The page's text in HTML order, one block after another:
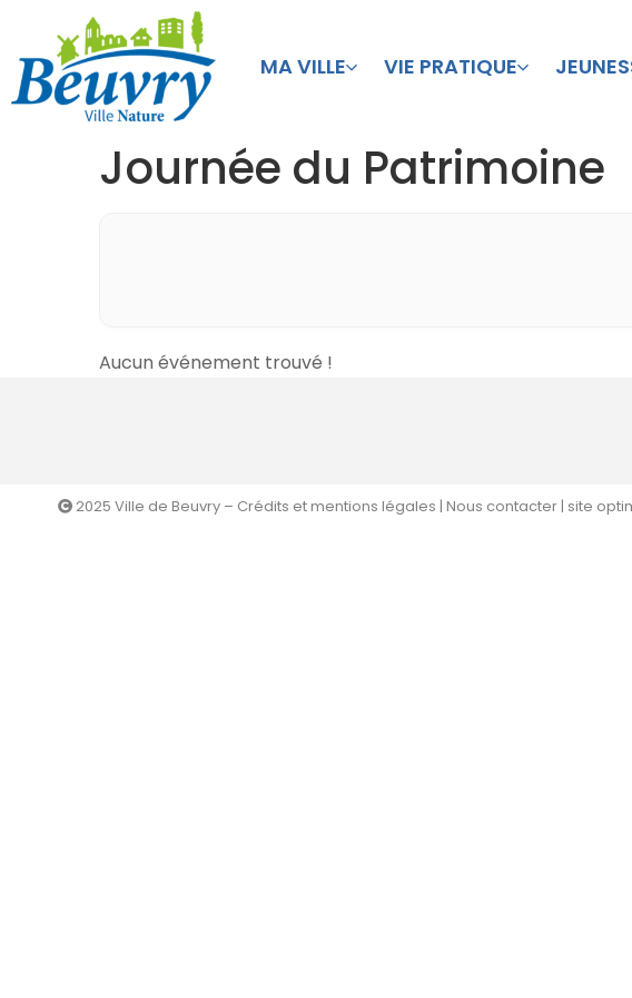
MA VILLE VIE PRATIQUE
Journée du Patrimoine
Aucun événement trouvé !
2025 Ville de Beuvry – Crédits et mentions légales | Nous contacter | site